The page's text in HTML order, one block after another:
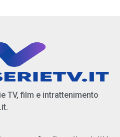
TV, film e intrattenimento